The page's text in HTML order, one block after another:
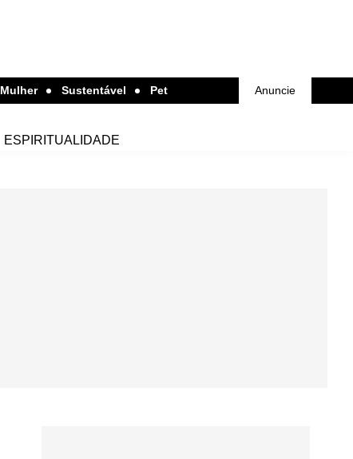
Mulher Sustentável Pet Anuncie
ESPIRITUALIDADE